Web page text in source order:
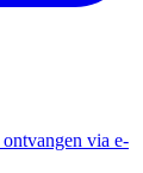
via e-